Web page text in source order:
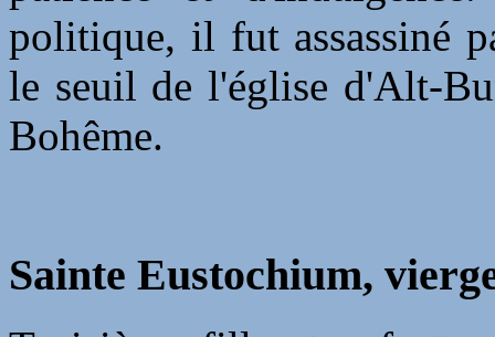
politique, il fut assassiné
le seuil de l'église d'Alt-
Bohême.
Sainte Eustochium,